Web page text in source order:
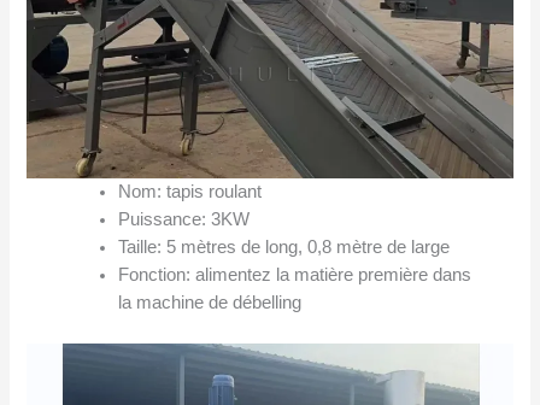
Nom: tapis roulant
Puissance: 3KW
Taille: 5 mètres de long, 0,8 mètre de large
Fonction: alimentez la matière première dans
la machine de débelling